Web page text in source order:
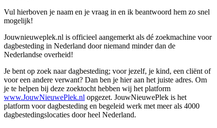
Vul hierboven je naam en je vraag in en ik beantwoord hem zo snel
mogelijk!
Jouwnieuweplek.nl is officieel aangemerkt als dé zoekmachine voor
dagbesteding in Nederland door niemand minder dan de
Nederlandse overheid!
Je bent op zoek naar dagbesteding; voor jezelf, je kind, een cliënt of
voor een andere verwant? Dan ben je hier aan het juiste adres. Om
je te helpen bij deze zoektocht hebben wij het platform
www.JouwNieuwePlek.nl opgezet. JouwNieuwePlek is het
platform voor dagbesteding en begeleid werk met meer als 4000
dagbestedingslocaties door heel Nederland.